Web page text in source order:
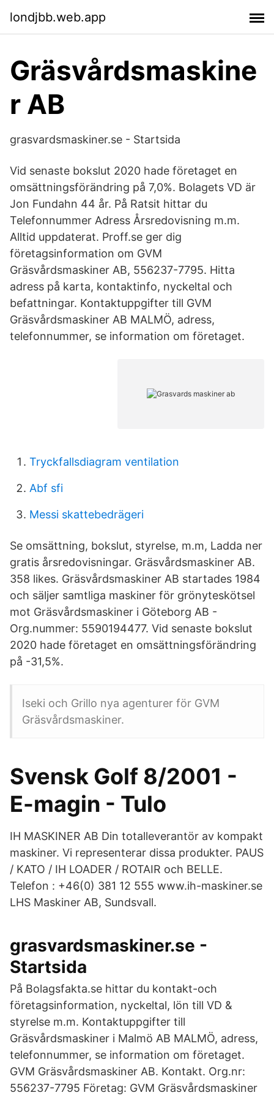
londjbb.web.app
Gräsvårdsmaskine
r AB
grasvardsmaskiner.se - Startsida
Vid senaste bokslut 2020 hade företaget en
omsättningsförändring på 7,0%. Bolagets VD är
Jon Fundahn 44 år. På Ratsit hittar du
Telefonnummer Adress Årsredovisning m.m.
Alltid uppdaterat. Proff.se ger dig
företagsinformation om GVM
Gräsvårdsmaskiner AB, 556237-7795. Hitta
adress på karta, kontaktinfo, nyckeltal och
befattningar. Kontaktuppgifter till GVM
Gräsvårdsmaskiner AB MALMÖ, adress,
telefonnummer, se information om företaget.
Tryckfallsdiagram ventilation
Abf sfi
Messi skattebedrägeri
Se omsättning, bokslut, styrelse, m.m, Ladda ner
gratis årsredovisningar. Gräsvårdsmaskiner AB.
358 likes. Gräsvårdsmaskiner AB startades 1984
och säljer samtliga maskiner för grönyteskötsel
mot Gräsvårdsmaskiner i Göteborg AB -
Org.nummer: 5590194477. Vid senaste bokslut
2020 hade företaget en omsättningsförändring
på -31,5%.
Iseki och Grillo nya agenturer för GVM
Gräsvårdsmaskiner.
Svensk Golf 8/2001 -
E-magin - Tulo
IH MASKINER AB Din totalleverantör av kompakt
maskiner. Vi representerar dissa produkter. PAUS
/ KATO / IH LOADER / ROTAIR och BELLE.
Telefon : +46(0) 381 12 555 www.ih-maskiner.se
LHS Maskiner AB, Sundsvall.
grasvardsmaskiner.se -
Startsida
På Bolagsfakta.se hittar du kontakt-och
företagsinformation, nyckeltal, lön till VD &
styrelse m.m. Kontaktuppgifter till
Gräsvårdsmaskiner i Malmö AB MALMÖ, adress,
telefonnummer, se information om företaget.
GVM Gräsvårdsmaskiner AB. Kontakt. Org.nr:
556237-7795 Företag: GVM Gräsvårdsmaskiner